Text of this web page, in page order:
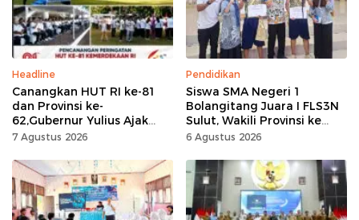
Headline
Canangkan HUT RI ke-81
dan Provinsi ke-
62,Gubernur Yulius Ajak
Seluruh Masyarakat
Kemerdekaan Momentum
Kerja Keras
7 Agustus 2026
Pendidikan
Siswa SMA Negeri 1
Bolangitang Juara I FLS3N
Sulut, Wakili Provinsi ke
Tingkat Nasional
6 Agustus 2026